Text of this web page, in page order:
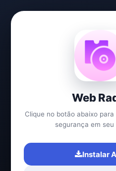
Web
Clique no botão abaixo
segurança em seu
Instalar